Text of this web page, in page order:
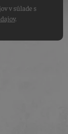
v súlade s
.